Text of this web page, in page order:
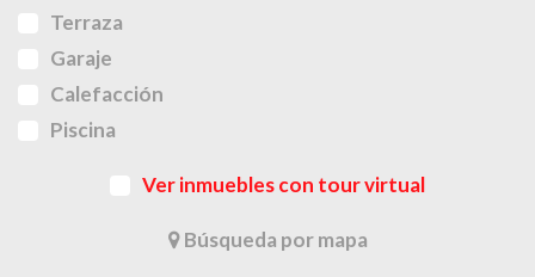
Terraza
Garaje
Calefacción
Piscina
Ver inmuebles con tour virtual
Búsqueda por mapa